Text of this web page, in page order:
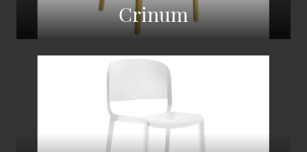
Crinum